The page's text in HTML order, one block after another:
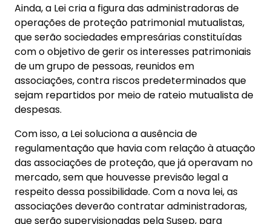
Ainda, a Lei cria a figura das administradoras de
operações de proteção patrimonial mutualistas,
que serão sociedades empresárias constituídas
com o objetivo de gerir os interesses patrimoniais
de um grupo de pessoas, reunidos em
associações, contra riscos predeterminados que
sejam repartidos por meio de rateio mutualista de
despesas.
Com isso, a Lei soluciona a ausência de
regulamentação que havia com relação à atuação
das associações de proteção, que já operavam no
mercado, sem que houvesse previsão legal a
respeito dessa possibilidade. Com a nova lei, as
associações deverão contratar administradoras,
que serão supervisionadas pela Susep, para